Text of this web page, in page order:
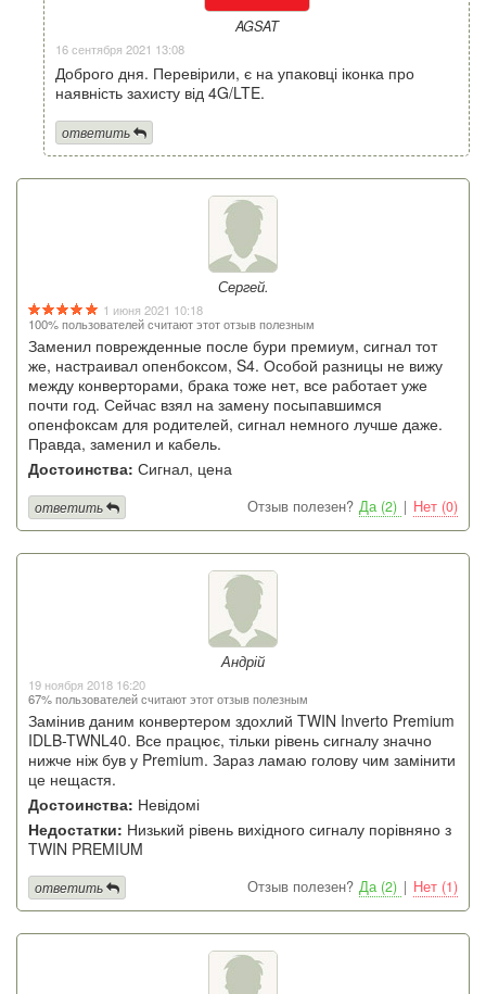
AGSAT
16 сентября 2021 13:08
Доброго дня. Перевірили, є на упаковці іконка про
наявність захисту від 4G/LTE.
ответить
Сергей.
1 июня 2021 10:18
100% пользователей считают этот отзыв полезным
Заменил поврежденные после бури премиум, сигнал тот
же, настраивал опенбоксом, S4. Особой разницы не вижу
между конверторами, брака тоже нет, все работает уже
почти год. Сейчас взял на замену посыпавшимся
опенфоксам для родителей, сигнал немного лучше даже.
Правда, заменил и кабель.
Достоинства: Сигнал, цена
Отзыв полезен? Да (2) | Нет (0)
ответить
Андрій
19 ноября 2018 16:20
67% пользователей считают этот отзыв полезным
Замінив даним конвертером здохлий TWIN Inverto Premium
IDLB-TWNL40. Все працює, тільки рівень сигналу значно
нижче ніж був у Premium. Зараз ламаю голову чим замінити
це нещастя.
Достоинства: Невідомі
Недостатки: Низький рівень вихідного сигналу порівняно з
TWIN PREMIUM
Отзыв полезен? Да (2) | Нет (1)
ответить